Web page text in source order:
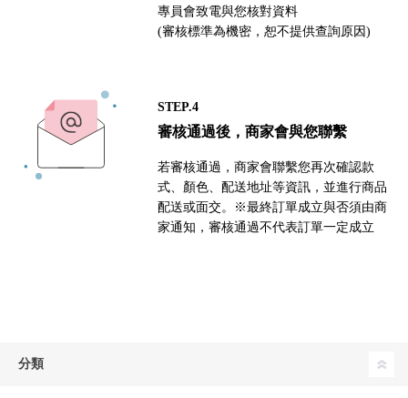
專員會致電與您核對資料
(審核標準為機密，恕不提供查詢原因)
STEP.4
審核通過後，商家會與您聯繫
若審核通過，商家會聯繫您再次確認款
式、顏色、配送地址等資訊，並進行商品
配送或面交。※最終訂單成立與否須由商
家通知，審核通過不代表訂單一定成立
分類